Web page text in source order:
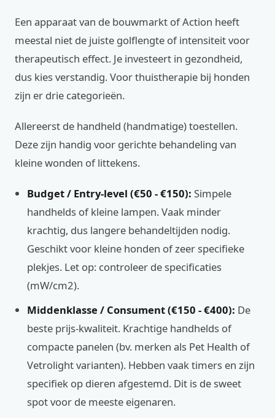
Een apparaat van de bouwmarkt of Action heeft
meestal niet de juiste golflengte of intensiteit voor
therapeutisch effect. Je investeert in gezondheid,
dus kies verstandig. Voor thuistherapie bij honden
zijn er drie categorieën.
Allereerst de handheld (handmatige) toestellen.
Deze zijn handig voor gerichte behandeling van
kleine wonden of littekens.
Budget / Entry-level (€50 - €150): Simpele
handhelds of kleine lampen. Vaak minder
krachtig, dus langere behandeltijden nodig.
Geschikt voor kleine honden of zeer specifieke
plekjes. Let op: controleer de specificaties
(mW/cm2).
Middenklasse / Consument (€150 - €400): De
beste prijs-kwaliteit. Krachtige handhelds of
compacte panelen (bv. merken als Pet Health of
Vetrolight varianten). Hebben vaak timers en zijn
specifiek op dieren afgestemd. Dit is de sweet
spot voor de meeste eigenaren.